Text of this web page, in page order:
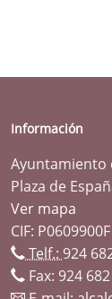
Información
Ayuntamiento
Plaza de
Ver mapa
CIF: P0609900F
Telf.: 924
Fax: 924